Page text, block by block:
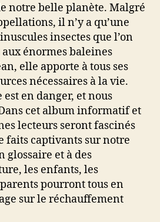
notre belle planète. Malgré
il n’y a qu’une
insectes que l’on
énormes baleines
elle apporte à tous ses
nécessaires à la vie.
en danger, et nous
cet album informatif et
lecteurs seront fascinés
faits captivants sur notre
glossaire et à des
les enfants, les
pourront tous en
sur le réchauffement